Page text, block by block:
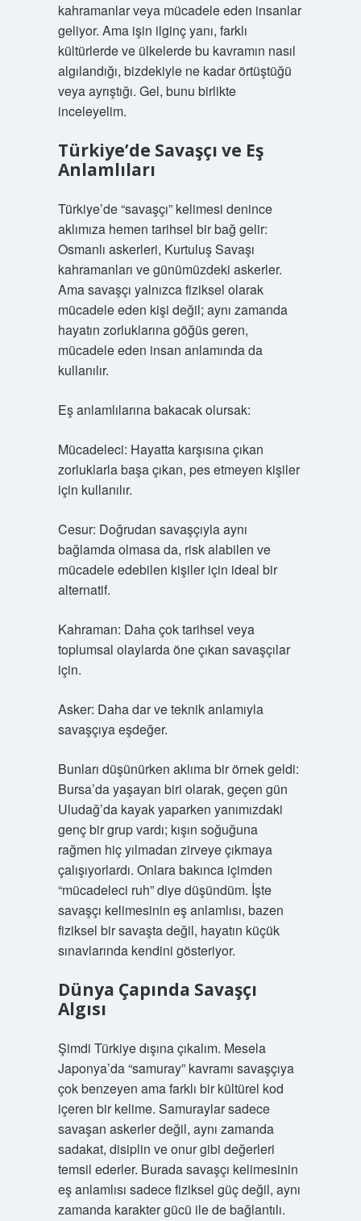
kahramanlar veya mücadele eden insanlar
geliyor. Ama işin ilginç yanı, farklı
kültürlerde ve ülkelerde bu kavramın nasıl
algılandığı, bizdekiyle ne kadar örtüştüğü
veya ayrıştığı. Gel, bunu birlikte
inceleyelim.
Türkiye’de Savaşçı ve Eş
Anlamlıları
Türkiye’de “savaşçı” kelimesi denince
aklımıza hemen tarihsel bir bağ gelir:
Osmanlı askerleri, Kurtuluş Savaşı
kahramanları ve günümüzdeki askerler.
Ama savaşçı yalnızca fiziksel olarak
mücadele eden kişi değil; aynı zamanda
hayatın zorluklarına göğüs geren,
mücadele eden insan anlamında da
kullanılır.
Eş anlamlılarına bakacak olursak:
Mücadeleci: Hayatta karşısına çıkan
zorluklarla başa çıkan, pes etmeyen kişiler
için kullanılır.
Cesur: Doğrudan savaşçıyla aynı
bağlamda olmasa da, risk alabilen ve
mücadele edebilen kişiler için ideal bir
alternatif.
Kahraman: Daha çok tarihsel veya
toplumsal olaylarda öne çıkan savaşçılar
için.
Asker: Daha dar ve teknik anlamıyla
savaşçıya eşdeğer.
Bunları düşünürken aklıma bir örnek geldi:
Bursa’da yaşayan biri olarak, geçen gün
Uludağ’da kayak yaparken yanımızdaki
genç bir grup vardı; kışın soğuğuna
rağmen hiç yılmadan zirveye çıkmaya
çalışıyorlardı. Onlara bakınca içimden
“mücadeleci ruh” diye düşündüm. İşte
savaşçı kelimesinin eş anlamlısı, bazen
fiziksel bir savaşta değil, hayatın küçük
sınavlarında kendini gösteriyor.
Dünya Çapında Savaşçı
Algısı
Şimdi Türkiye dışına çıkalım. Mesela
Japonya’da “samuray” kavramı savaşçıya
çok benzeyen ama farklı bir kültürel kod
içeren bir kelime. Samuraylar sadece
savaşan askerler değil, aynı zamanda
sadakat, disiplin ve onur gibi değerleri
temsil ederler. Burada savaşçı kelimesinin
eş anlamlısı sadece fiziksel güç değil, aynı
zamanda karakter gücü ile de bağlantılı.